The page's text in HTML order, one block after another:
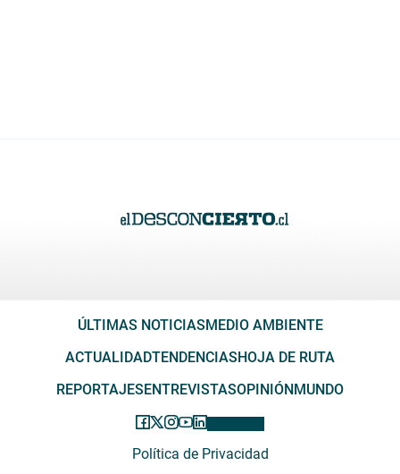
ÚLTIMAS NOTICIASMEDIO AMBIENTE
ACTUALIDADTENDENCIASHOJA DE RUTA
REPORTAJESENTREVISTASOPINIÓNMUNDO
Política de Privacidad